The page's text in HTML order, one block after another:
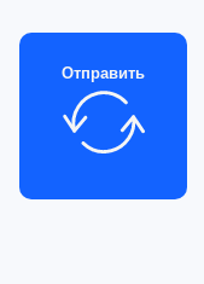
Отправить